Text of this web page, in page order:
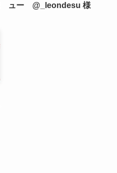
ュー @_leondesu 様